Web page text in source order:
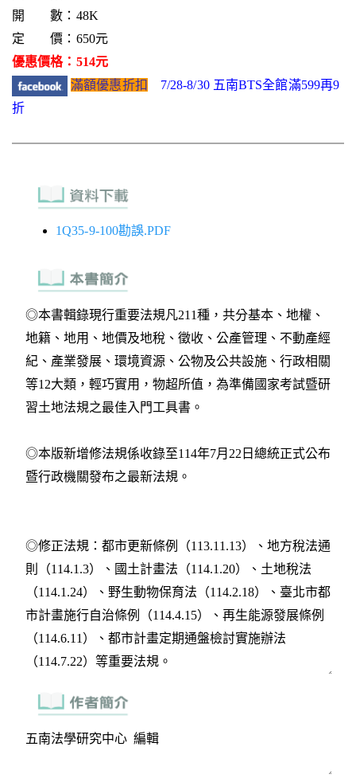
開 數：48K
定 價：650元
優惠價格：514元
滿額優惠折扣
7/28-8/30 五南BTS全館滿599再9
折
1Q35-9-100勘誤.PDF